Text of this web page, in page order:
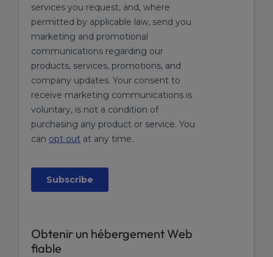
Obtenir un hébergement Web
fiable